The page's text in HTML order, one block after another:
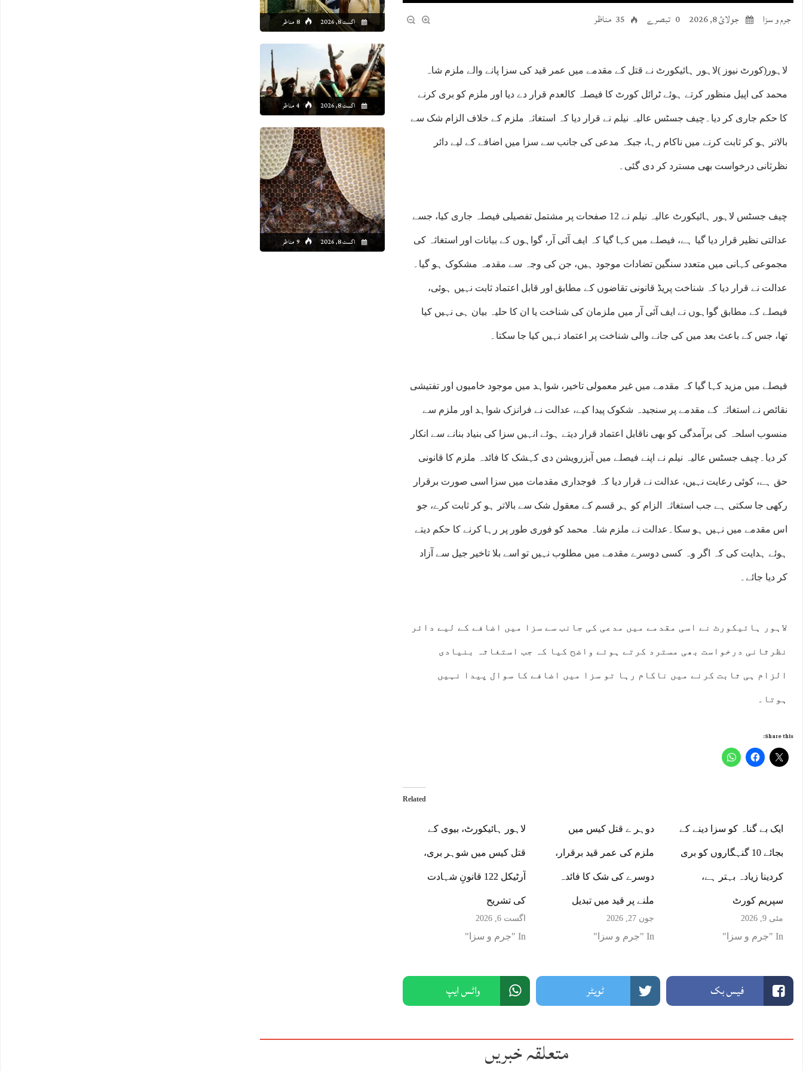
اگست 8, 2026 8 مناظر
اگست 8, 2026 4 مناظر
اگست 8, 2026 9 مناظر
جرم و سزا جولائ 8, 2026 0 تبصرے 35 مناظر
لاہور(کورٹ نیوز )لاہور ہائیکورٹ نے قتل کے مقدمے میں عمر قید کی سزا پانے والے ملزم شاہ
محمد کی اپیل منظور کرتے ہوئے ٹرائل کورٹ کا فیصلہ کالعدم قرار دے دیا اور ملزم کو بری کرنے
کا حکم جاری کر دیا۔چیف جسٹس عالیہ نیلم نے قرار دیا کہ استغاثہ ملزم کے خلاف الزام شک سے
بالاتر ہو کر ثابت کرنے میں ناکام رہا، جبکہ مدعی کی جانب سے سزا میں اضافے کے لیے دائر
نظرثانی درخواست بھی مسترد کر دی گئی۔
چیف جسٹس لاہور ہائیکورٹ عالیہ نیلم نے 12 صفحات پر مشتمل تفصیلی فیصلہ جاری کیا، جسے
عدالتی نظیر قرار دیا گیا ہے، فیصلے میں کہا گیا کہ ایف آئی آر، گواہوں کے بیانات اور استغاثہ کی
مجموعی کہانی میں متعدد سنگین تضادات موجود ہیں، جن کی وجہ سے مقدمہ مشکوک ہو گیا۔
عدالت نے قرار دیا کہ شناخت پریڈ قانونی تقاضوں کے مطابق اور قابل اعتماد ثابت نہیں ہوئی،
فیصلے کے مطابق گواہوں نے ایف آئی آر میں ملزمان کی شناخت یا ان کا حلیہ بیان ہی نہیں کیا
تھا، جس کے باعث بعد میں کی جانے والی شناخت پر اعتماد نہیں کیا جا سکتا۔
فیصلے میں مزید کہا گیا کہ مقدمے میں غیر معمولی تاخیر، شواہد میں موجود خامیوں اور تفتیشی
نقائص نے استغاثہ کے مقدمے پر سنجیدہ شکوک پیدا کیے، عدالت نے فرانزک شواہد اور ملزم سے
منسوب اسلحہ کی برآمدگی کو بھی ناقابل اعتماد قرار دیتے ہوئے انہیں سزا کی بنیاد بنانے سے انکار
کر دیا۔چیف جسٹس عالیہ نیلم نے اپنے فیصلے میں آبزرویشن دی کہشک کا فائدہ ملزم کا قانونی
حق ہے، کوئی رعایت نہیں، عدالت نے قرار دیا کہ فوجداری مقدمات میں سزا اسی صورت برقرار
رکھی جا سکتی ہے جب استغاثہ الزام کو ہر قسم کے معقول شک سے بالاتر ہو کر ثابت کرے، جو
اس مقدمے میں نہیں ہو سکا۔عدالت نے ملزم شاہ محمد کو فوری طور پر رہا کرنے کا حکم دیتے
ہوئے ہدایت کی کہ اگر وہ کسی دوسرے مقدمے میں مطلوب نہیں تو اسے بلا تاخیر جیل سے آزاد
کر دیا جائے۔
لاہور ہائیکورٹ نے اسی مقدمے میں مدعی کی جانب سے سزا میں اضافے کے لیے دائر
نظرثانی درخواست بھی مسترد کرتے ہوئے واضح کیا کہ جب استغاثہ بنیادی
الزام ہی ثابت کرنے میں ناکام رہا تو سزا میں اضافے کا سوال پیدا نہیں
ہوتا۔
Share this:
Related
لاہور ہائیکورٹ، بیوی کے
قتل کیس میں شوہر بری،
آرٹیکل 122 قانونِ شہادت
کی تشریح
اگست 6, 2026
In "جرم و سزا"
دوہر ے قتل کیس میں
ملزم کی عمر قید برقرار،
دوسرے کی شک کا فائدہ
ملنے پر قید میں تبدیل
جون 27, 2026
In "جرم و سزا"
ایک بے گناہ کو سزا دینے کے
بجائے 10 گنہگاروں کو بری
کردینا زیادہ بہتر ہے،
سپریم کورٹ
مئی 9, 2026
In "جرم و سزا"
فیس بک ٹویٹر واٹس ایپ
متعلقہ خبریں